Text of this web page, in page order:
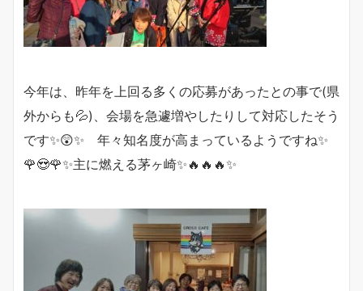
今年は、昨年を上回る多くの応募があったとの事で(県
外からも💦)、会場を急遽増やしたりして対応したそう
です✨😲✨ 年々知名度が高まっているようですね✨
🌹😍🌹✨主に燃える茅ヶ崎✨🔥🔥🔥✨